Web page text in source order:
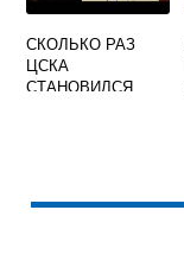
СКОЛЬКО РАЗ
ЦСКА
СТАНОВИЛСЯ